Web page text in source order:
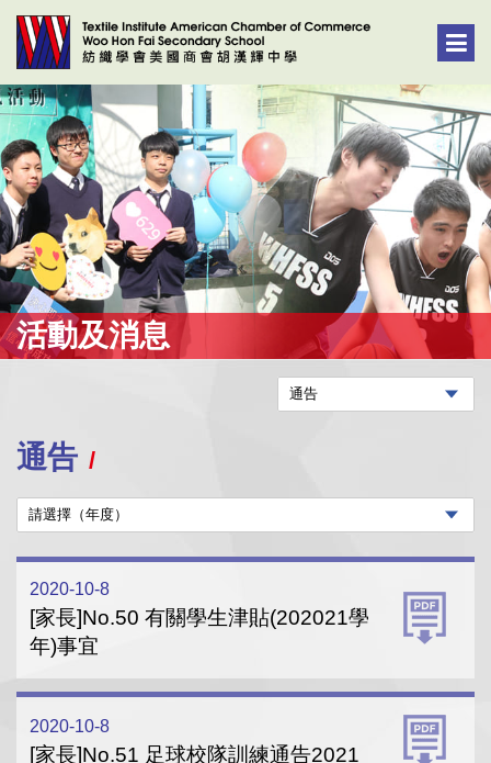
活動及消息
通告
2020-10-8
[家長]No.50 有關學生津貼(202021學
年)事宜
2020-10-8
[家長]No.51 足球校隊訓練通告2021